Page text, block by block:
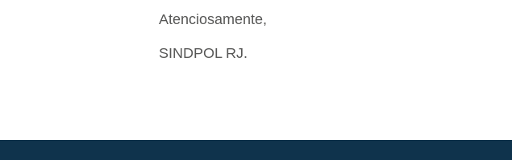
Atenciosamente,
SINDPOL RJ.